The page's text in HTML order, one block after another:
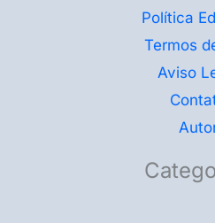
Política
Termos
Aviso